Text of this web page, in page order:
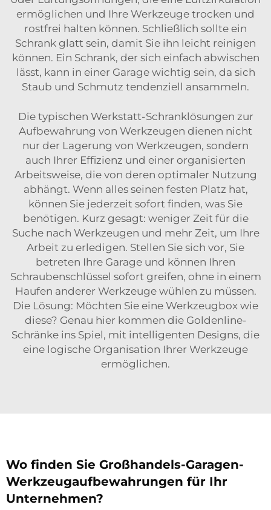
ermöglichen und Ihre Werkzeuge trocken und
rostfrei halten können. Schließlich sollte ein
Schrank glatt sein, damit Sie ihn leicht reinigen
können. Ein Schrank, der sich einfach abwischen
lässt, kann in einer Garage wichtig sein, da sich
Staub und Schmutz tendenziell ansammeln.
Die typischen Werkstatt-Schranklösungen zur
Aufbewahrung von Werkzeugen dienen nicht
nur der Lagerung von Werkzeugen, sondern
auch Ihrer Effizienz und einer organisierten
Arbeitsweise, die von deren optimaler Nutzung
abhängt. Wenn alles seinen festen Platz hat,
können Sie jederzeit sofort finden, was Sie
benötigen. Kurz gesagt: weniger Zeit für die
Suche nach Werkzeugen und mehr Zeit, um Ihre
Arbeit zu erledigen. Stellen Sie sich vor, Sie
betreten Ihre Garage und können Ihren
Schraubenschlüssel sofort greifen, ohne in einem
Haufen anderer Werkzeuge wühlen zu müssen.
Die Lösung: Möchten Sie eine Werkzeugbox wie
diese? Genau hier kommen die Goldenline-
Schränke ins Spiel, mit intelligenten Designs, die
eine logische Organisation Ihrer Werkzeuge
ermöglichen.
Wo finden Sie Großhandels-Garagen-
Werkzeugaufbewahrungen für Ihr
Unternehmen?